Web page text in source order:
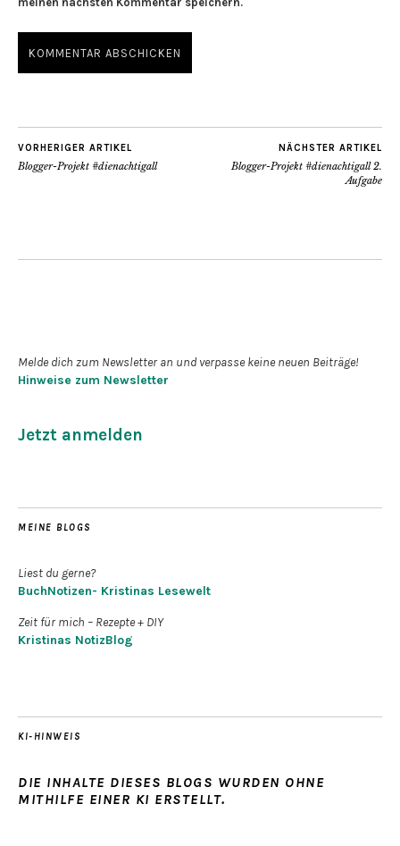
VORHERIGER ARTIKEL
Blogger-Projekt #dienachtigall
NÄCHSTER ARTIKEL
Blogger-Projekt #dienachtigall 2.
Aufgabe
Melde dich zum Newsletter an und verpasse keine neuen Beiträge!
Hinweise zum Newsletter
Jetzt anmelden
MEINE BLOGS
Liest du gerne?
BuchNotizen- Kristinas Lesewelt
Zeit für mich – Rezepte + DIY
Kristinas NotizBlog
KI-HINWEIS
DIE INHALTE DIESES BLOGS WURDEN OHNE
MITHILFE EINER KI ERSTELLT.